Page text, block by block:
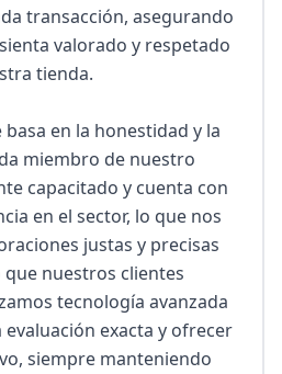
transacción, asegurando
valorado y respetado
tienda.
en la honestidad y la
miembro de nuestro
capacitado y cuenta con
en el sector, lo que nos
justas y precisas
que nuestros clientes
tecnología avanzada
exacta y ofrecer
siempre manteniendo